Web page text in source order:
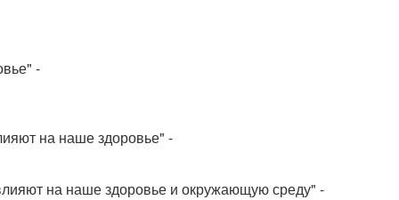
-
на наше здоровье" -
на наше здоровье и окружающую среду" -